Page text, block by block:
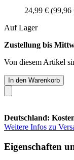
24,99 € (99,96
Auf Lager
Zustellung bis
Von diesem Artikel
In den Warenkorb
Deutschland:
Weitere Infos zu
Eigenschaften